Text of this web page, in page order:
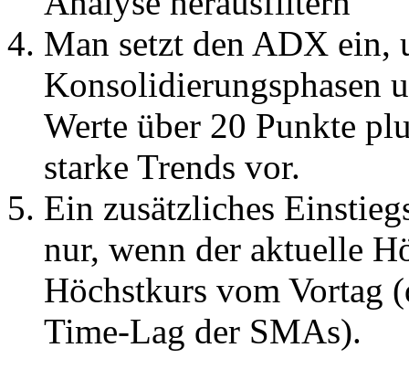
Man setzt den ADX ein,
Konsolidierungsphasen
Werte über 20 Punkte
starke Trends vor.
Ein zusätzliches
nur, wenn der aktuelle
Höchstkurs vom Vortag
Time-Lag der SMAs).